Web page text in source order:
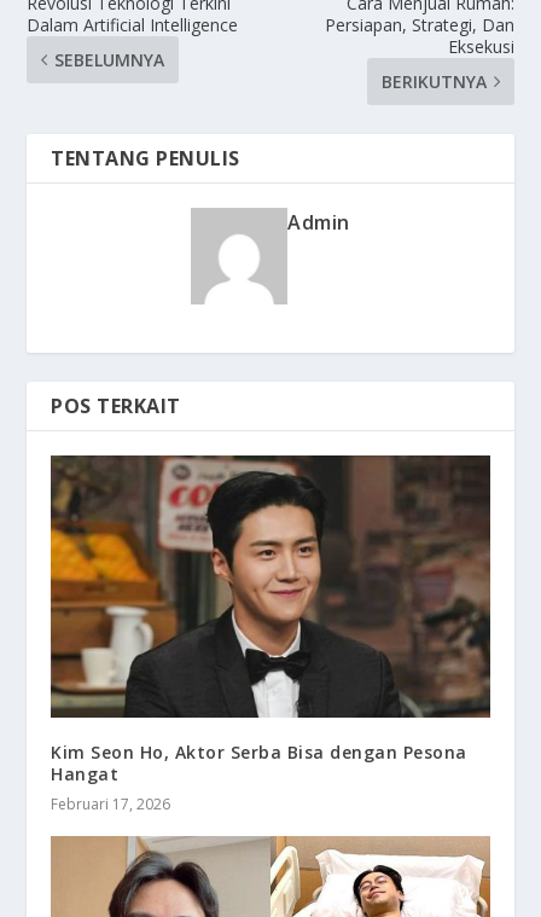
Dalam Artificial Intelligence
SEBELUMNYA
Persiapan, Strategi, Dan
Eksekusi
BERIKUTNYA
TENTANG PENULIS
Admin
POS TERKAIT
Kim Seon Ho, Aktor Serba Bisa dengan Pesona
Hangat
Februari 17, 2026